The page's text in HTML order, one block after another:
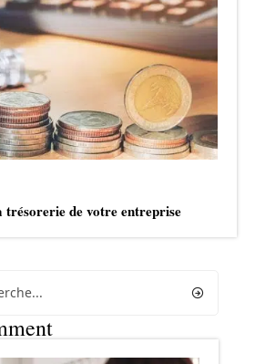
trésorerie de votre entreprise